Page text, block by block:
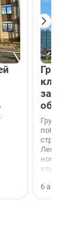
Группа
области».
6